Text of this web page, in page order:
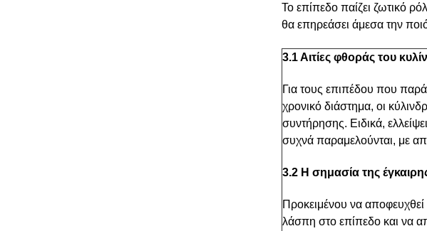
Το επίπεδο παίζει ζωτικό
θα επηρεάσει άμεσα την
3.1 Αιτίες φθοράς του
Για τους επιπέδου που
χρονικό διάστημα, οι
συντήρησης. Ειδικά,
συχνά παραμελούνται, με
3.2 Η σημασία της
Προκειμένου να αποφευχθεί
λάσπη στο επίπεδο και να